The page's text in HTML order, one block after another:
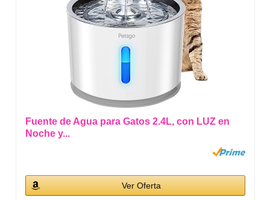
Fuente de Agua para Gatos 2.4L, con LUZ en
Noche y...
Ver Oferta